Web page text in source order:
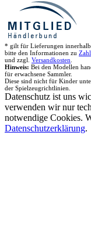
* gilt für Lieferungen innerhalb
bitte den Informationen zu
und zzgl. Versandkosten
Hinweis: Bei den Modellen
für erwachsene Sammler.
Diese sind nicht für Kinder
der Spielzeugrichtlinien.
Datenschutz ist uns
verwenden wir nur
notwendige Cookies.
Datenschutzerklärung.